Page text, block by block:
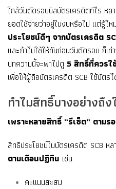
ใกล้วันตัดรอบบิลบัตรเครดิตทีไร หล
ยอดใช้จ่ายว่าอยู่ในงบหรือไม่ แต่รู้ไห
ประโยชน์ดีๆ จากบัตรเครดิต
และถ้าไม่ใช้ให้ทันก่อนวันตัดรอบ ก็เ
บทความนี้จะพาไปดู 5 สิทธิ์ที่ควรใ
เพื่อให้ผู้ถือบัตรเครดิต SCB ใช้บัตร
ทำไมสิทธิ์บางอย่างถึ
เพราะหลายสิทธิ์ “รีเซ็ต” ตาม
สิทธิประโยชน์ในบัตรเครดิต SCB หล
ตามเดือนปฏิทิน เช่น:
คะแนนสะสม